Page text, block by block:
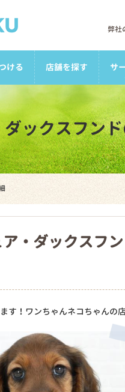
弊社
ける 店舗を探す サ
ダックスフン
ア・ダックスフ
す！ワンちゃんネコちゃんの